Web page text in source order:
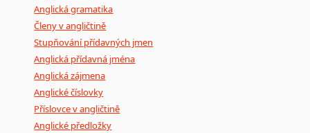
Anglická gramatika
Členy v angličtině
Stupňování přídavných jmen
Anglická přídavná jména
Anglická zájmena
Anglické číslovky
Příslovce v angličtině
Anglické předložky